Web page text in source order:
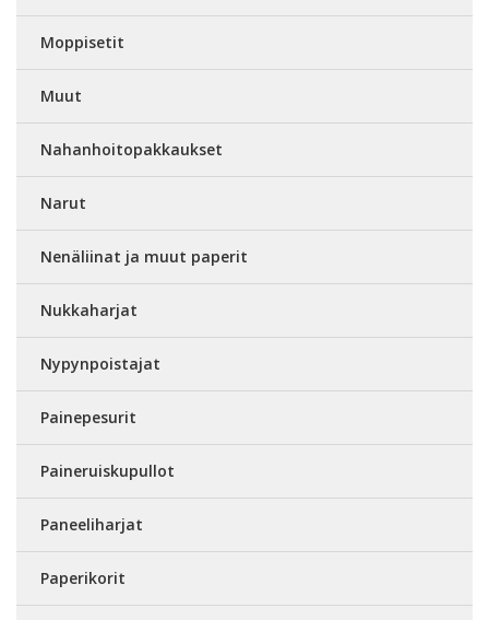
Moppisetit
Muut
Nahanhoitopakkaukset
Narut
Nenäliinat ja muut paperit
Nukkaharjat
Nypynpoistajat
Painepesurit
Paineruiskupullot
Paneeliharjat
Paperikorit